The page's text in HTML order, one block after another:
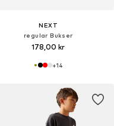
NEXT
regular Bukser
178,00 kr
+14